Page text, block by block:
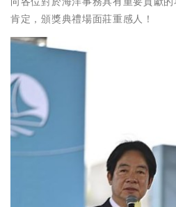
肯定，頒獎典禮場面莊重感人！